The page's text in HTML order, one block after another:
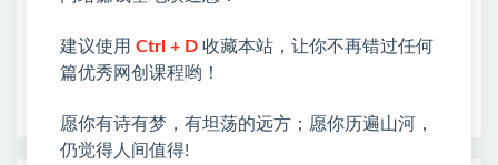
开启网络之门，广受好评！
❤如果您也依存于互联网，欢迎加入本站会员，将尽
建议使用 Ctrl + D 收藏本站，让你不再错过任何
篇优秀网创课程哟！
愿你有诗有梦，有坦荡的远方；愿你历遍山河，
仍觉得人间值得!